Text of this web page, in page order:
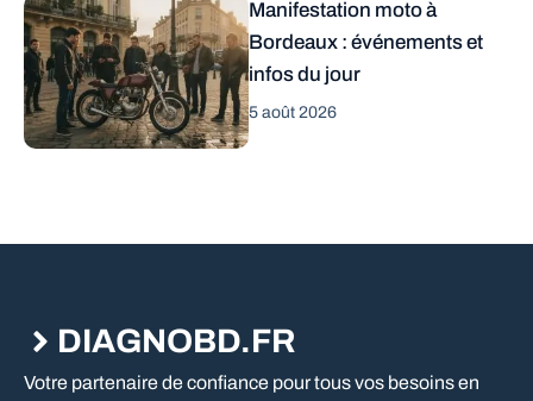
Manifestation moto à
Bordeaux : événements et
infos du jour
5 août 2026
DIAGNOBD.FR
Votre partenaire de confiance pour tous vos besoins en